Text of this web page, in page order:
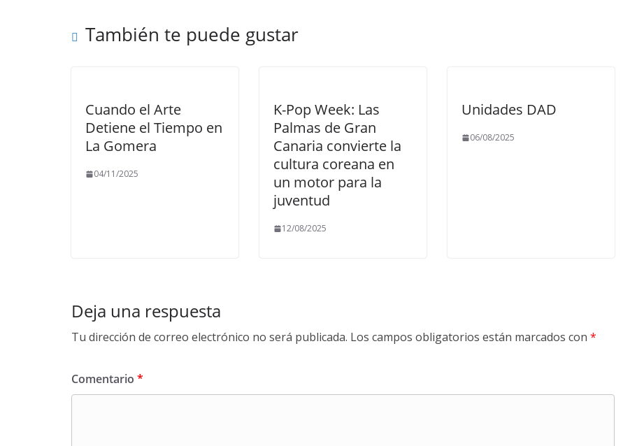
También te puede gustar
Cuando el Arte
Detiene el Tiempo en
La Gomera
04/11/2025
K-Pop Week: Las
Palmas de Gran
Canaria convierte la
cultura coreana en
un motor para la
juventud
12/08/2025
Unidades DAD
06/08/2025
Deja una respuesta
Tu dirección de correo electrónico no será publicada. Los campos obligatorios están marcados con *
Comentario *